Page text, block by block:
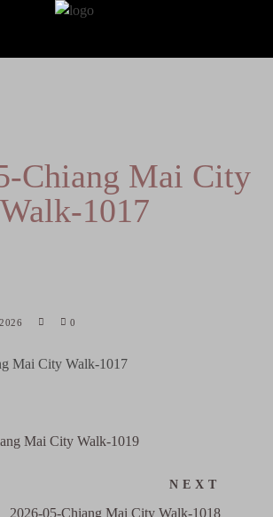
Chiang Mai City
Walk-1017
0
Mai City Walk-1019
NEXT
2026-05-Chiang Mai City Walk-1018